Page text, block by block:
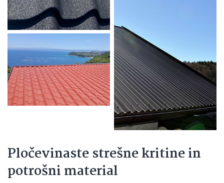
Pločevinaste strešne kritine in
potrošni material